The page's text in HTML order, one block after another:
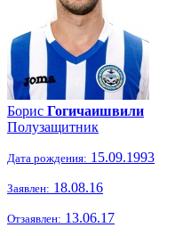
Борис Гогичаишвили
Полузащитник
Дата рождения: 15.09.1993
Заявлен: 18.08.16
Отзаявлен: 13.06.17